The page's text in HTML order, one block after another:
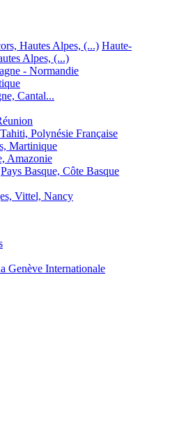
Hautes Alpes, (...) Haute-
Alpes, (...)
- Normandie
Cantal...
Tahiti, Polynésie Française
Martinique
Amazonie
Pays Basque, Côte Basque
Vittel, Nancy
Genève Internationale